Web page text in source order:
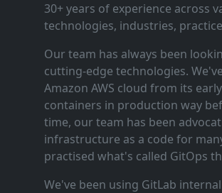
30+ years of experience across
technologies, industries,
Our team has always been
cutting‑edge technologies.
Amazon AWS cloud from its
containers in production way
time, our team has been
infrastructure as a code for
practised what's called GitOps
We've been using GitLab